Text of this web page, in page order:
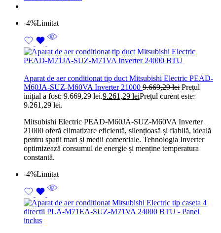
-4%Limitat
Aparat de aer conditionat tip duct Mitsubishi Electric PEAD-
M60JA-SUZ-M60VA Inverter 21000 9.669,29lei Prețul
inițial a fost: 9.669,29 lei.9.261,29 leiPrețul curent este:
9.261,29 lei.
Mitsubishi Electric PEAD-M60JA-SUZ-M60VA Inverter
21000 oferă climatizare eficientă, silențioasă și fiabilă, ideală
pentru spații mari și medii comerciale. Tehnologia Inverter
optimizează consumul de energie și menține temperatura
constantă.
-4%Limitat